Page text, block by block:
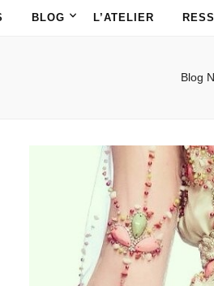
BLOG L’ATELIER
Blog